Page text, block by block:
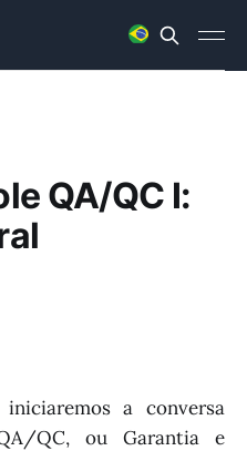
QA/QC I:
a conversa
QC, ou Garantia e